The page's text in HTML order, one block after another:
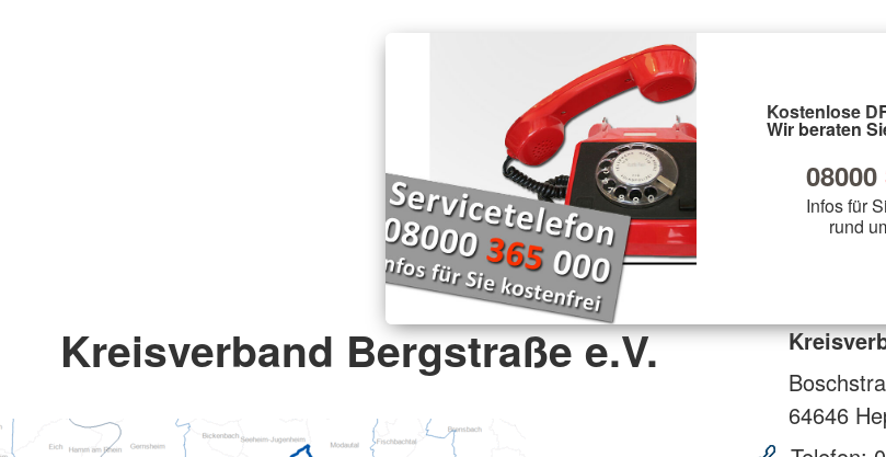
Kostenlose
Wir beraten
08000
Infos für
rund
Kreisverband Bergstraße e.V.
64646